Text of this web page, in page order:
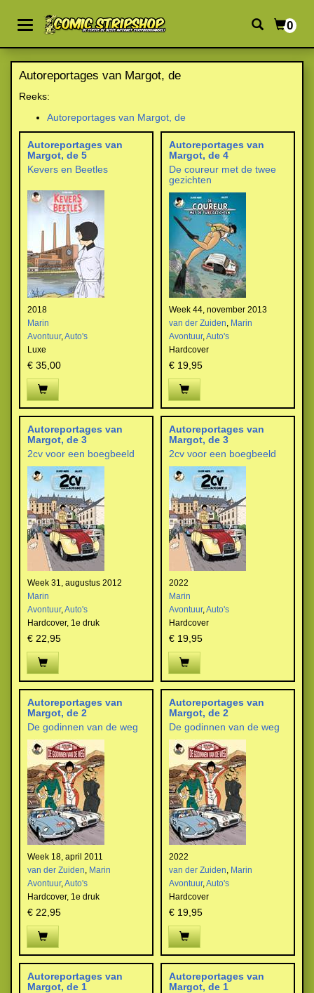
0
Autoreportages van Margot, de
Reeks:
Autoreportages van Margot, de
Autoreportages van
Margot, de 5
Kevers en Beetles
2018
Marin
Avontuur,Auto's
Luxe
€ 35,00
Autoreportages van
Margot, de 4
De coureur met de twee
gezichten
Week 44, november 2013
van der Zuiden, Marin
Avontuur,Auto's
Hardcover
€ 19,95
Autoreportages van
Margot, de 3
2cv voor een boegbeeld
Week 31, augustus 2012
Marin
Avontuur,Auto's
Hardcover, 1e druk
€ 22,95
Autoreportages van
Margot, de 3
2cv voor een boegbeeld
2022
Marin
Avontuur,Auto's
Hardcover
€ 19,95
Autoreportages van
Margot, de 2
De godinnen van de weg
Week 18, april 2011
van der Zuiden, Marin
Avontuur,Auto's
Hardcover, 1e druk
€ 22,95
Autoreportages van
Margot, de 2
De godinnen van de weg
2022
van der Zuiden, Marin
Avontuur,Auto's
Hardcover
€ 19,95
Autoreportages van
Margot, de 1
Autoreportages van
Margot, de 1